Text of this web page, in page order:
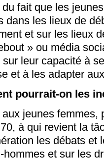
fait que les
dans les lieux de
et sur les lieux
» ou média
sur leur capacité à
et à les adapter
pourrait-on les
jeunes femmes,
à qui revient la
les débats et
hommes et sur les